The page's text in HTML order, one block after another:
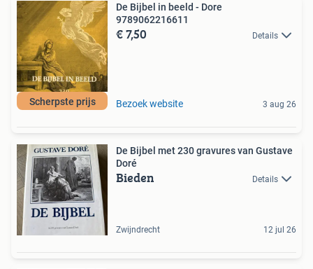
Scherpste prijs
De Bijbel in beeld - Dore
9789062216611
€ 7,50 Details
Bezoek website 3 aug 26
De Bijbel met 230 gravures van Gustave
Doré
Bieden Details
Zwijndrecht 12 jul 26